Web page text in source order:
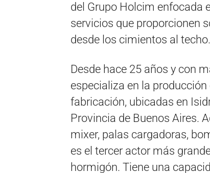
del Grupo Holcim enfocada
servicios que proporcionen
desde los cimientos al techo.
Desde hace 25 años y con
especializa en la
fabricación, ubicadas en
Provincia de Buenos Aires.
mixer, palas cargadoras,
es el tercer actor más
hormigón. Tiene una